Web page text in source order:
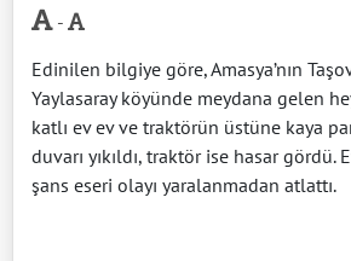
-
Edinilen bilgiye göre, Amasya’nın
Yaylasaray köyünde meydana gelen
katlı ev ev ve traktörün üstüne kaya
duvarı yıkıldı, traktör ise hasar gördü.
şans eseri olayı yaralanmadan atlattı.